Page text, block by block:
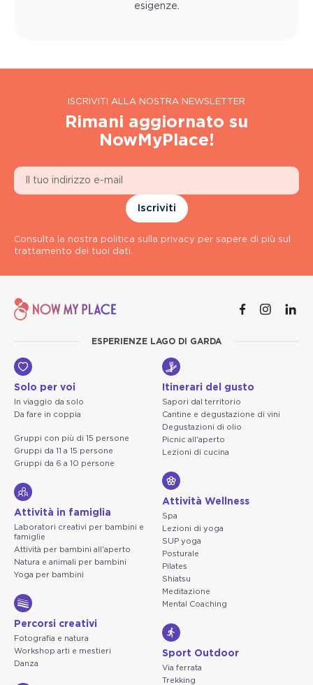
esigenze.
ISCRIVITI ALLA NOSTRA NEWSLETTER
Rimani aggiornato su
NowMyPlace!
Iscriviti
Consulta la nostra politica sulla privacy per sapere di più sul
trattamento dei tuoi dati.
ESPERIENZE LAGO DI GARDA
Solo per voi
In viaggio da solo
Da fare in coppia
Gruppi con più di 15 persone
Gruppi da 11 a 15 persone
Gruppi da 6 a 10 persone
Attività in famiglia
Laboratori creativi per bambini e
famiglie
Attività per bambini all'aperto
Natura e animali per bambini
Yoga per bambini
Percorsi creativi
Fotografia e natura
Workshop arti e mestieri
Danza
Itinerari del gusto
Sapori dal territorio
Cantine e degustazione di vini
Degustazioni di olio
Picnic all'aperto
Lezioni di cucina
Attività Wellness
Spa
Lezioni di yoga
SUP yoga
Posturale
Pilates
Shiatsu
Meditazione
Mental Coaching
Sport Outdoor
Via ferrata
Trekking